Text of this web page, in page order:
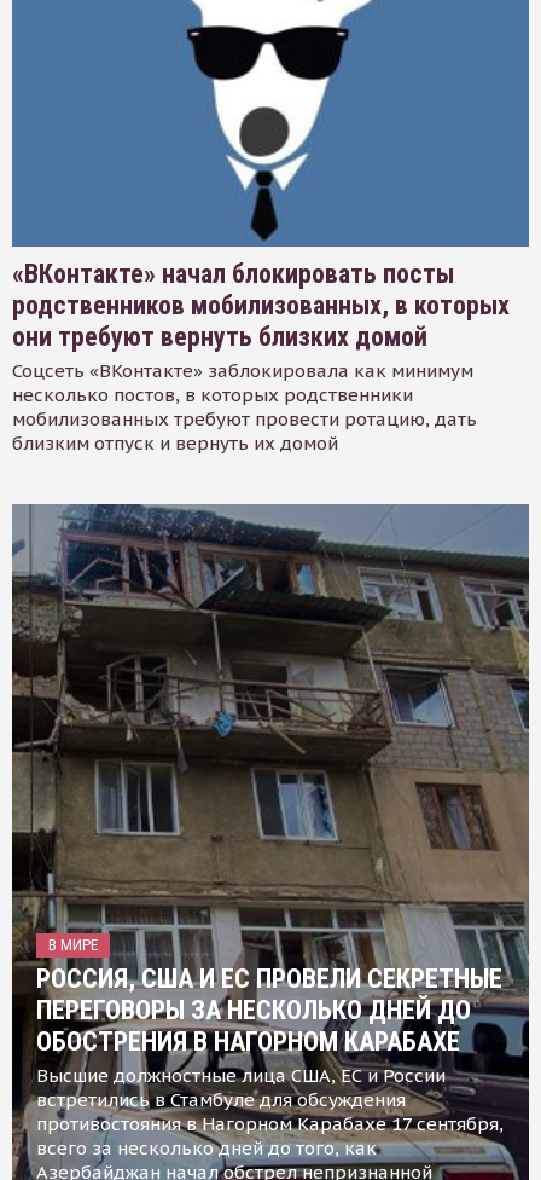
«ВКонтакте» начал блокировать посты
родственников мобилизованных, в которых
они требуют вернуть близких домой
Соцсеть «ВКонтакте» заблокировала как минимум
несколько постов, в которых родственники
мобилизованных требуют провести ротацию, дать
близким отпуск и вернуть их домой
В МИРЕ
РОССИЯ, США И ЕС ПРОВЕЛИ СЕКРЕТНЫЕ
ПЕРЕГОВОРЫ ЗА НЕСКОЛЬКО ДНЕЙ ДО
ОБОСТРЕНИЯ В НАГОРНОМ КАРАБАХЕ
Высшие должностные лица США, ЕС и России
встретились в Стамбуле для обсуждения
противостояния в Нагорном Карабахе 17 сентября,
всего за несколько дней до того, как
Азербайджан начал обстрел непризнанной